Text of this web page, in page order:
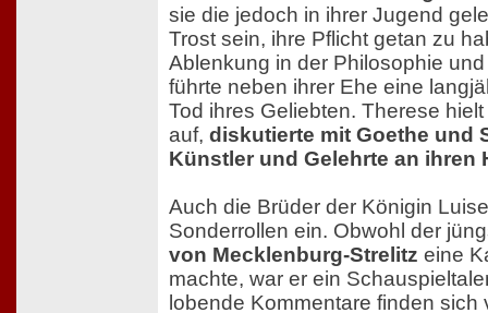
sie die jedoch in ihrer Jugend
Trost sein, ihre Pflicht getan zu
Ablenkung in der Philosophie
führte neben ihrer Ehe eine
Tod ihres Geliebten. Therese
auf, diskutierte mit Goethe und
Künstler und Gelehrte an ihren
Auch die Brüder der Königin
Sonderrollen ein. Obwohl der
von Mecklenburg-Strelitz eine
machte, war er ein
lobende Kommentare finden